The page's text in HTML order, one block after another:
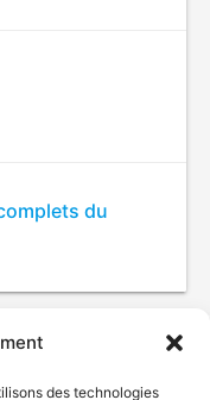
des technologies
du